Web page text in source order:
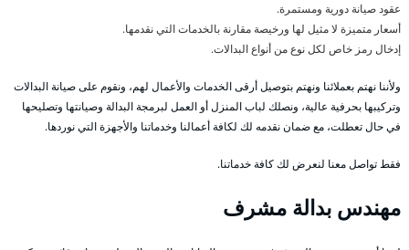
عقود صيانة دورية ومستمرة.
أسعار متميزة لا مثيل لها ورخيصة مقارنة بالخدمات التي نقدمها.
إدخال رمز خاص لكل نوع من أنواع البدالات.
ولأننا نهتم بعملائنا ونهتم بتوصيل أرقى الخدمات والأعمال لهم، ونقوم على صيانة البدالات
وتركيبها بحرفية عالية، ونصلك لباب المنزل أو العمل لبرمجة البدالة وصيانتها وتصليحها
في حال تعطلت، مع ضمان نقدمه لك لكافة أعمالنا وخدماتنا والأجهزة التي نوردها.
فقط تواصل معنا لنعرض لك كافة خدماتنا.
مهندس بدالة مشرف